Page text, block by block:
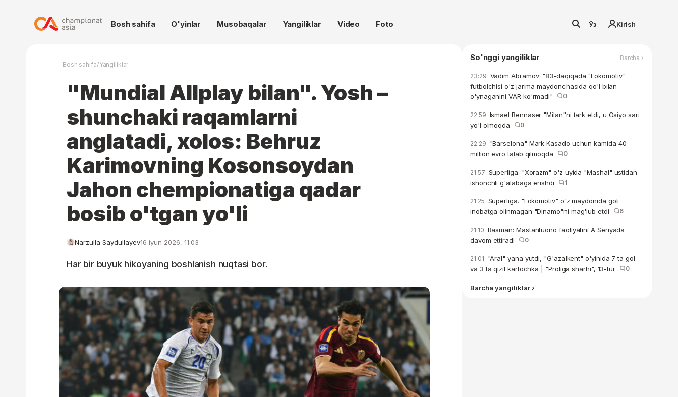
Bosh sahifa O'yinlar Musobaqalar Yangiliklar Video Foto Ўз Kirish
Bosh sahifa/Yangiliklar
"Mundial Allplay bilan". Yosh –
shunchaki raqamlarni
anglatadi, xolos: Behruz
Karimovning Kosonsoydan
Jahon chempionatiga qadar
bosib o'tgan yo'li
Narzulla Saydullayev16 iyun 2026, 11:03
Har bir buyuk hikoyaning boshlanish nuqtasi bor.
So'nggi yangiliklar Barcha ›
23:29 Vadim Abramov: "83-daqiqada "Lokomotiv"
futbolchisi o'z jarima maydonchasida qo'l bilan
o'ynaganini VAR ko'rmadi"
0
22:59 Ismael Bennaser "Milan"ni tark etdi, u Osiyo sari
yo'l olmoqda
0
22:29 "Barselona" Mark Kasado uchun kamida 40
million evro talab qilmoqda
0
21:57 Superliga. "Xorazm" o'z uyida "Mashal" ustidan
ishonchli g'alabaga erishdi
1
21:25 Superliga. "Lokomotiv" o'z maydonida goli
inobatga olinmagan "Dinamo"ni mag'lub etdi
6
21:10 Rasman: Mastantuono faoliyatini A Seriyada
davom ettiradi
0
21:01 "Aral" yana yutdi, "G'azalkent" o'yinida 7 ta gol
va 3 ta qizil kartochka | "Proliga sharhi", 13-tur
0
Barcha yangiliklar ›